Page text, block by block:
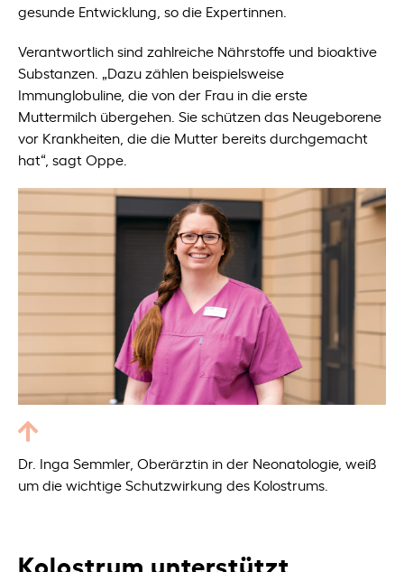
gesunde Entwicklung, so die Expertinnen.
Verantwortlich sind zahlreiche Nährstoffe und bioaktive
Substanzen. „Dazu zählen beispielsweise
Immunglobuline, die von der Frau in die erste
Muttermilch übergehen. Sie schützen das Neugeborene
vor Krankheiten, die die Mutter bereits durchgemacht
hat“, sagt Oppe.
Dr. Inga Semmler, Oberärztin in der Neonatologie, weiß
um die wichtige Schutzwirkung des Kolostrums.
Kolostrum unterstützt